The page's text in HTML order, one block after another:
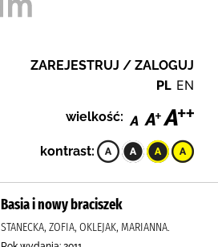
ZAREJESTRUJ / ZALOGUJ
PL EN
wielkość:
kontrast:
Basia i nowy braciszek
STANECKA, ZOFIA, OKLEJAK, MARIANNA.